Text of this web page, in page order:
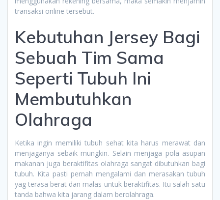
transaksi online tersebut.
Kebutuhan Jersey Bagi
Sebuah Tim Sama
Seperti Tubuh Ini
Membutuhkan
Olahraga
Ketika ingin memiliki tubuh sehat kita harus merawat dan
menjaganya sebaik mungkin. Selain menjaga pola asupan
makanan juga beraktifitas olahraga sangat dibutuhkan bagi
tubuh. Kita pasti pernah mengalami dan merasakan tubuh
yag terasa berat dan malas untuk beraktifitas. Itu salah satu
tanda bahwa kita jarang dalam berolahraga.